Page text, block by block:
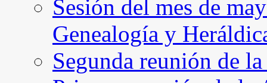
Sesión del mes de
Genealogía y
Segunda reunión de